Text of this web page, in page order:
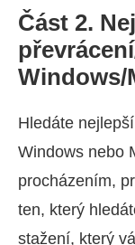
Část 2.
Windows/
Hledáte
Windows nebo
procházením,
ten, který
stažení, který